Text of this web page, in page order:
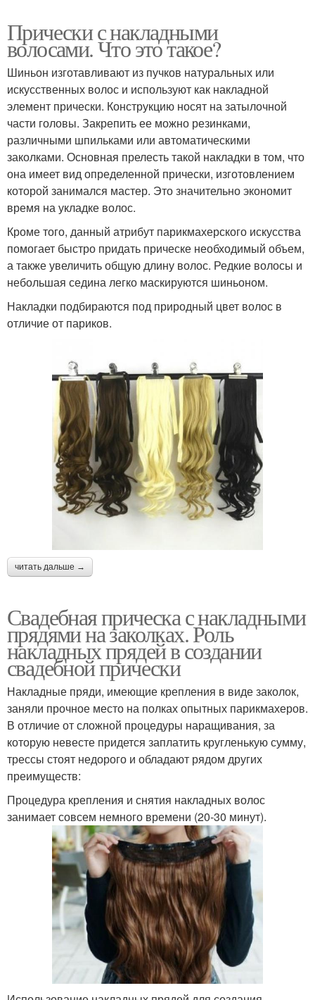
Прически с накладными
волосами. Что это такое?
Шиньон изготавливают из пучков натуральных или
искусственных волос и используют как накладной
элемент прически. Конструкцию носят на затылочной
части головы. Закрепить ее можно резинками,
различными шпильками или автоматическими
заколками. Основная прелесть такой накладки в том, что
она имеет вид определенной прически, изготовлением
которой занимался мастер. Это значительно экономит
время на укладке волос.
Кроме того, данный атрибут парикмахерского искусства
помогает быстро придать прическе необходимый объем,
а также увеличить общую длину волос. Редкие волосы и
небольшая седина легко маскируются шиньоном.
Накладки подбираются под природный цвет волос в
отличие от париков.
читать дальше →
Свадебная прическа с накладными
прядями на заколках. Роль
накладных прядей в создании
свадебной прически
Накладные пряди, имеющие крепления в виде заколок,
заняли прочное место на полках опытных парикмахеров.
В отличие от сложной процедуры наращивания, за
которую невесте придется заплатить кругленькую сумму,
трессы стоят недорого и обладают рядом других
преимуществ:
Процедура крепления и снятия накладных волос
занимает совсем немного времени (20-30 минут).